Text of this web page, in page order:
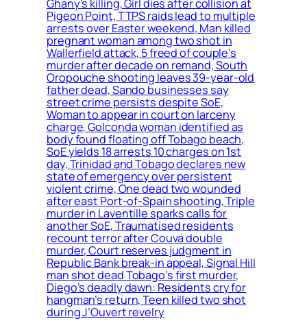
Ghany’s killing, Girl dies after collision at
Pigeon Point, TTPS raids lead to multiple
arrests over Easter weekend, Man killed
pregnant woman among two shot in
Wallerfield attack, 5 freed of couple’s
murder after decade on remand, South
Oropouche shooting leaves 39-year-old
father dead, Sando businesses say
street crime persists despite SoE,
Woman to appear in court on larceny
charge, Golconda woman identified as
body found floating off Tobago beach,
SoE yields 18 arrests 10 charges on 1st
day, Trinidad and Tobago declares new
state of emergency over persistent
violent crime, One dead two wounded
after east Port-of-Spain shooting, Triple
murder in Laventille sparks calls for
another SoE, Traumatised residents
recount terror after Couva double
murder, Court reserves judgment in
Republic Bank break-in appeal, Signal Hill
man shot dead Tobago’s first murder,
Diego’s deadly dawn: Residents cry for
hangman’s return, Teen killed two shot
during J’Ouvert revelry